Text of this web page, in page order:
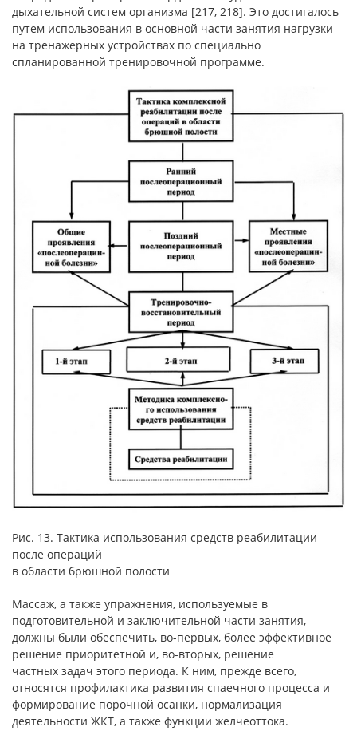
дыхательной систем организма [217, 218]. Это достигалось
путем использования в основной части занятия нагрузки
на тренажерных устройствах по специально
спланированной тренировочной программе.
Рис. 13. Тактика использования средств реабилитации
после операций
в области брюшной полости
Массаж, а также упражнения, используемые в
подготовительной и заключительной части занятия,
должны были обеспечить, во-первых, более эффективное
решение приоритетной и, во-вторых, решение
частных задач этого периода. К ним, прежде всего,
относятся профилактика развития спаечного процесса и
формирование порочной осанки, нормализация
деятельности ЖКТ, а также функции желчеоттока.